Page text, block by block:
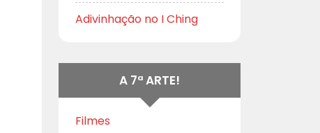
Adivinhação no I Ching
A 7ª ARTE!
Filmes